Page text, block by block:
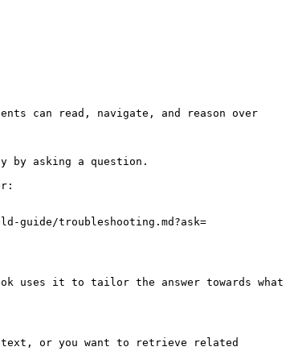
can read, navigate, and reason over
by asking a question.
troubleshooting.md?ask=
uses it to tailor the answer towards what
or you want to retrieve related